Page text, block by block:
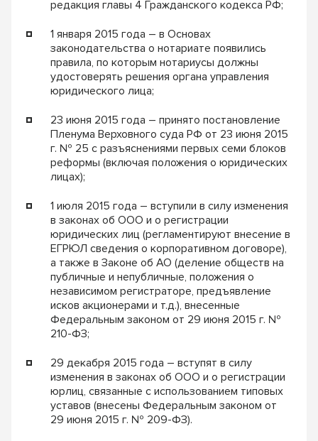
редакция главы 4 Гражданского кодекса РФ;
1 января 2015 года – в Основах
законодательства о нотариате появились
правила, по которым нотариусы должны
удостоверять решения органа управления
юридического лица;
23 июня 2015 года – принято постановление
Пленума Верховного суда РФ от 23 июня 2015
г. № 25 с разъяснениями первых семи блоков
реформы (включая положения о юридических
лицах);
1 июля 2015 года – вступили в силу изменения
в законах об ООО и о регистрации
юридических лиц (регламентируют внесение в
ЕГРЮЛ сведения о корпоративном договоре),
а также в Законе об АО (деление обществ на
публичные и непубличные, положения о
независимом регистраторе, предъявление
исков акционерами и т.д.), внесенные
Федеральным законом от 29 июня 2015 г. №
210-ФЗ;
29 декабря 2015 года – вступят в силу
изменения в законах об ООО и о регистрации
юрлиц, связанные с использованием типовых
уставов (внесены Федеральным законом от
29 июня 2015 г. № 209-ФЗ).